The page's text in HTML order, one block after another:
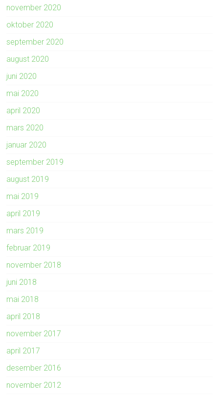
november 2020
oktober 2020
september 2020
august 2020
juni 2020
mai 2020
april 2020
mars 2020
januar 2020
september 2019
august 2019
mai 2019
april 2019
mars 2019
februar 2019
november 2018
juni 2018
mai 2018
april 2018
november 2017
april 2017
desember 2016
november 2012